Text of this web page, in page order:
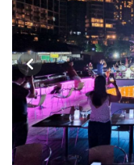
TJK ทาจิกิสถาน 1
ARE ดูไบ, UAE 0
ตะวันออกกลาง 0
จอร์แดน - อียิปต์ 4
POL โปแลนด์ 3
RUS รัสเซีย 3
SVN สโลวิเนีย 2
TUR ตุรเคีย